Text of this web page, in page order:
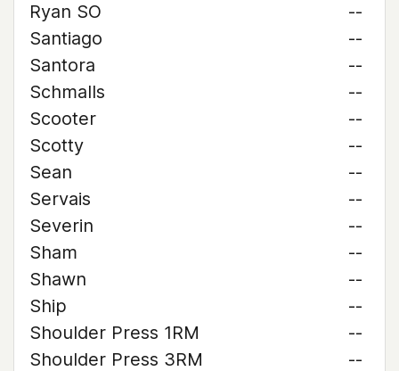
Ryan SO
--
Santiago
--
Santora
--
Schmalls
--
Scooter
--
Scotty
--
Sean
--
Servais
--
Severin
--
Sham
--
Shawn
--
Ship
--
Shoulder Press 1RM
--
Shoulder Press 3RM
--